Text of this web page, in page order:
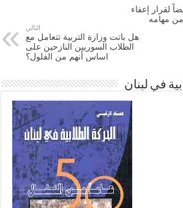
لقرار إعفاء
من مهامه
التالي
هل باتت وزارة التربية تتعامل مع
الطلاب السوريين النازحين على
اساس أنهم من الفلول؟
في لبنان